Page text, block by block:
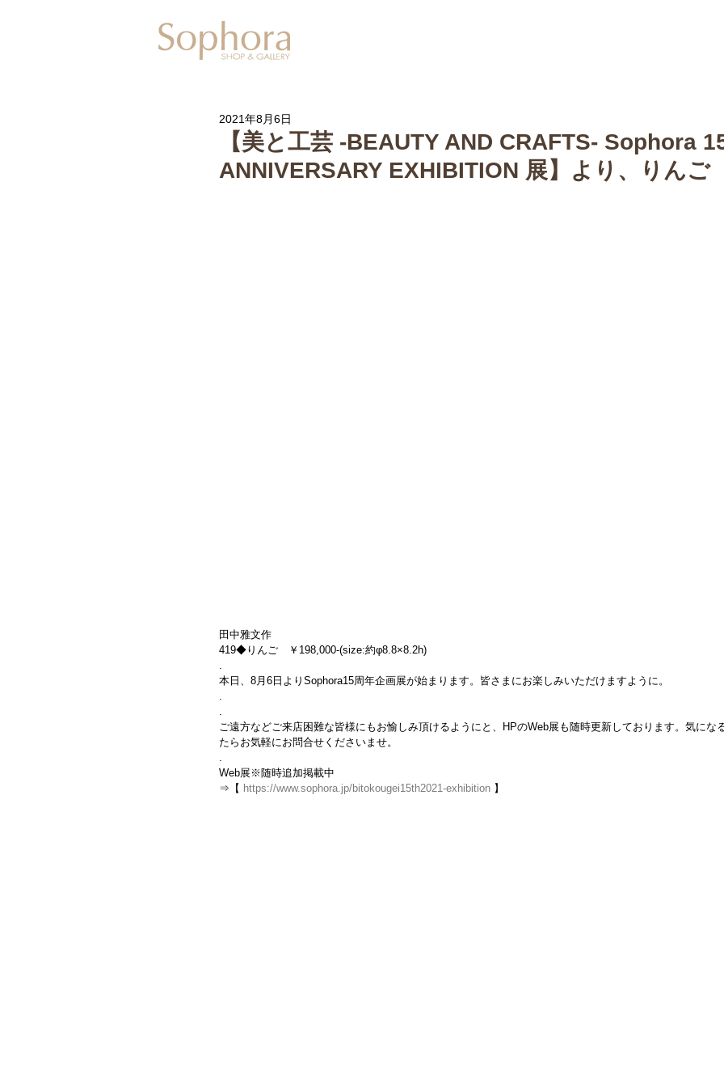
【美と工芸 -BEAUTY AND CRAFTS- Sophora
ANNIVERSARY EXHIBITION 展】より、りんご
2021年8月6日
田中雅文作
419◆りんご　￥198,000-(size:約φ8.8×8.2h)
.
本日、8月6日よりSophora15周年企画展が始まります。皆さまにお楽しみいただけますように。
.
.
ご遠方などご来店困難な皆様にもお愉しみ頂けるようにと、HPのWeb展も随時更新しております。気にな
たらお気軽にお問合せくださいませ。
.
Web展※随時追加掲載中
⇒【 https://www.sophora.jp/bitokougei15th2021-exhibition 】